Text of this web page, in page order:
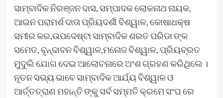
ସାମ୍ବାଦିକ ନିରଞ୍ଜନ ଦାସ, ସମ୍ପାଦକ ଲୋକନାଥ ନାୟକ,
ଆଇନ ପରାମର୍ଶ ଦାତା ପ୍ରିୟଦର୍ଶୀ ବିଶ୍ୱାଳ, କୋଷାଧକ୍ଷ
ସମୀର କର,ଉପଦେଷ୍ଟା ସାମ୍ବାଦିକ ଶରତ ପରିଡା ଙ୍କ
ସମେତ, ବୃନ୍ଦାବନ ବିଶ୍ୱାଳ,ମନୋଜ ବିଶ୍ୱାଳ, ପ୍ରିୟବ୍ରତ
ମୁଦୁଲି ଯୋଗ ଦେଇ ଆଲୋଚନାରେ ଅଂଶ ଗ୍ରହଣ କରିଥିଲେ ।
ନୂତନ ସଭ୍ୟ ଭାବେ ସାମ୍ବାଦିକ ଆର୍ଯ୍ୟ ବିଶ୍ୱାଳ ଓ
ଆର୍ତ୍ତତ୍ରାଣ ମହାନ୍ତି ଙ୍କୁ ସର୍ବ ସମ୍ମତି କ୍ରମେ ସଂଘ ରେ